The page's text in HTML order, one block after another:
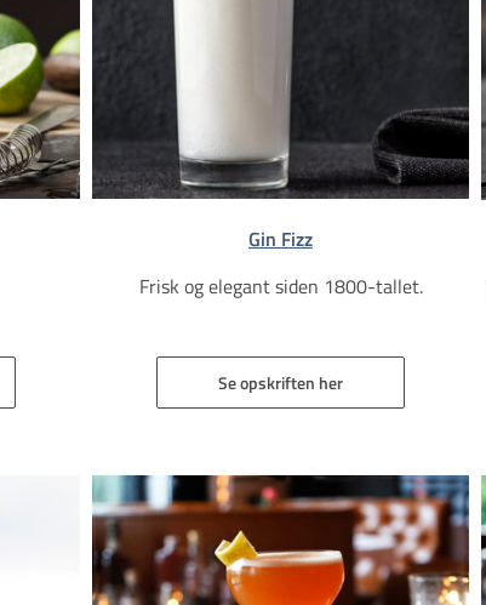
Gin Fizz
Frisk og elegant siden 1800-tallet.
Se opskriften her